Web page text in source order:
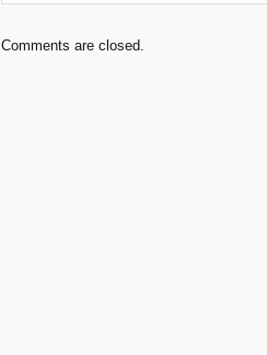
Comments are closed.